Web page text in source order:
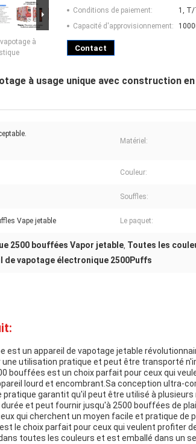
à
Conditions de paiement:
1,
Capacité d'approvisionnement:
Contact
à usage unique avec construction
Matériel:
Couleur:
Souffles:
Vape jetable Le paquet:
2500 bouffées Vapor jetable, Toutes les
de vapotage électronique 2500Puffs
est un appareil de vapotage jetable
une utilisation pratique et peut être transporté
bouffées est un choix parfait pour ceux qui
lourd et encombrant.Sa conception ultra-
pratique garantit qu'il peut être utilisé à
et peut fournir jusqu'à 2500 bouffées de
qui cherchent un moyen facile et pratique de
le choix parfait pour ceux qui veulent profiter
toutes les couleurs et est emballé dans un